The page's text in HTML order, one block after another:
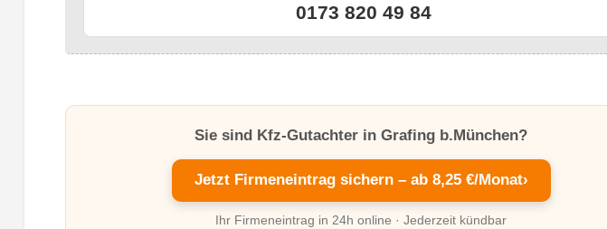
0173 820 49 84
Sie sind Kfz-Gutachter in Grafing b.München?
Jetzt Firmeneintrag sichern – ab 8,25 €/Monat›
Ihr Firmeneintrag in 24h online · Jederzeit kündbar